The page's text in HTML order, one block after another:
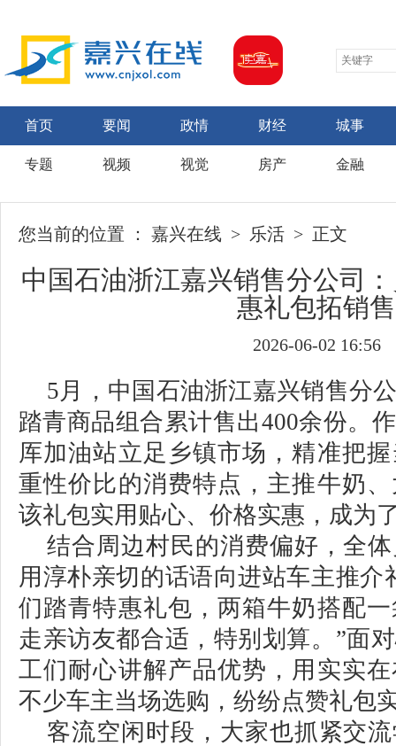
首页 要闻 政情 财经 城事
专题 视频 视觉 房产 金融
您当前的位置 ： 嘉兴在线 > 乐活 > 正文
中国石油浙江嘉兴销售分公司
惠礼包拓销售
2026-06-02 16:56
5月，中国石油浙江嘉兴销售分
踏青商品组合累计售出400余份。
厍加油站立足乡镇市场，精准把
重性价比的消费特点，主推牛奶
该礼包实用贴心、价格实惠，成为
结合周边村民的消费偏好，全
用淳朴亲切的话语向进站车主推介
们踏青特惠礼包，两箱牛奶搭配
走亲访友都合适，特别划算。”面
工们耐心讲解产品优势，用实实
不少车主当场选购，纷纷点赞礼包
客流空闲时段，大家也抓紧交